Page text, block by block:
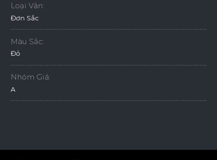
Loại Vân:
Đơn Sắc
Màu Sắc:
Đỏ
Nhóm Giá:
A